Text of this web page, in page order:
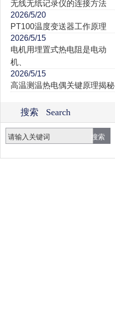
无线无纸记录仪的连接方法
2026/5/20
PT100温度变送器工作原理
2026/5/15
电机用埋置式热电阻是电动
机、
2026/5/15
高温测温热电偶关键原理揭秘
搜索 Search